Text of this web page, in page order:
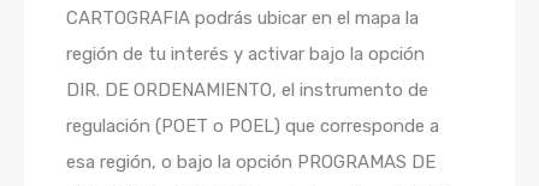
CARTOGRAFIA podrás ubicar en el mapa la
región de tu interés y activar bajo la opción
DIR. DE ORDENAMIENTO, el instrumento de
regulación (POET o POEL) que corresponde a
esa región, o bajo la opción PROGRAMAS DE